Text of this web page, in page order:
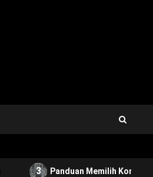
3 Panduan Memilih